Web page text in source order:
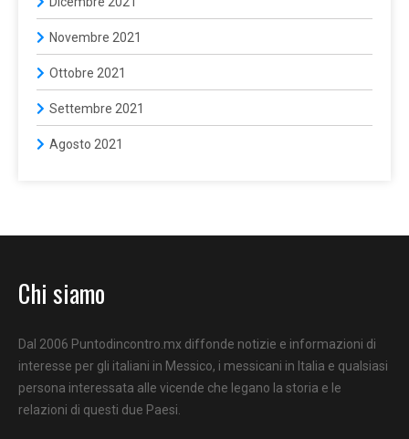
Novembre 2021
Ottobre 2021
Settembre 2021
Agosto 2021
Chi siamo
Dal 2006 Puntodincontro.mx diffonde notizie e informazioni di
interesse per gli italiani in Messico, i messicani in Italia e qualsiasi
persona interessata alle vicende che legano la storia e le
relazioni di questi due Paesi.